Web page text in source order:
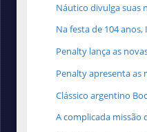
Náutico divulga suas
Na festa de 104
Penalty lança as
Penalty apresenta as
Clássico argentino
A complicada